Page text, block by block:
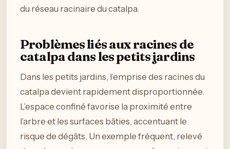
du réseau racinaire du catalpa.
Problèmes liés aux racines de
catalpa dans les petits jardins
Dans les petits jardins, l’emprise des racines du
catalpa devient rapidement disproportionnée.
L’espace confiné favorise la proximité entre
l’arbre et les surfaces bâties, accentuant le
risque de dégâts. Un exemple fréquent, relevé